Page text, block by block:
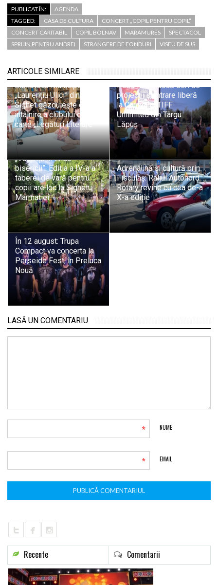
PUBLICAT ÎN:
AGENDA
TAGGED:
CASA DE CULTURA
CONCERT „COPIL PENTRU COPIL”
CONCERT CARITABIL
COPIL BOLNAV MARAMURES
SPECTACOL
SPRIJIN PENTRU ANDREI
STRANGERE DE FONDURI VISEU DE SUS
ARTICOLE SIMILARE
Biblioteca Municipală
„Laurențiu Ulici” din
Sighet găzduiește o nouă
întâlnire a clubului de
carte „Legături Literare”
Patru filme, două seri de
proiecții și intrare liberă
la Caravana TIFF
Unlimited din Târgu
Lăpuș
„Vacanță în tinda
bisericii”: Ediția a IV-a a
taberei de vară pentru
copii are loc la Sighetu
Marmației
Adrenalină și cultură prin
Fisculaș: Raliul Autonord
Rotary revine cu cea de-a
X-a ediție
În 12 august: Trupa
Compact va concerta la
Perseide Fest, în Preluca
Nouă
LASĂ UN COMENTARIU
NUME
*
EMAIL
*
Recente Comentarii